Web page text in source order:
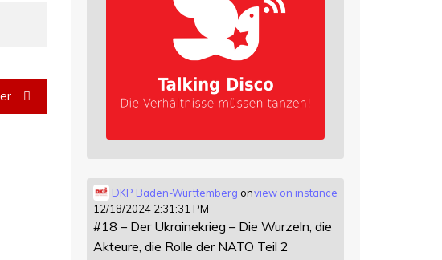
view on instance
DKP Baden-Württemberg on
12/18/2024 2:31:31 PM
#18 – Der Ukrainekrieg – Die Wurzeln, die
Akteure, die Rolle der NATO Teil 2